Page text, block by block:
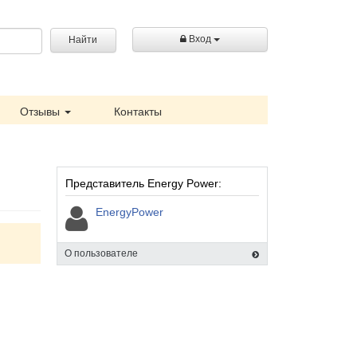
Найти Вход
Отзывы Контакты
Представитель Energy Power:
EnergyPower
О пользователе